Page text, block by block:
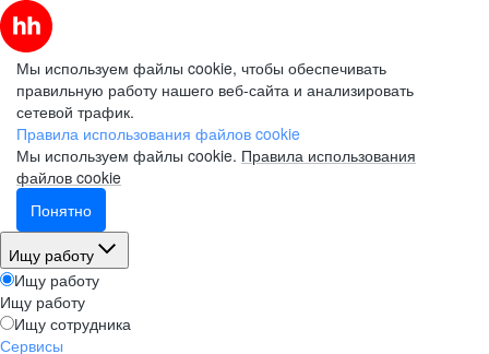
Мы используем файлы cookie, чтобы обеспечивать
правильную работу нашего веб-сайта и анализировать
сетевой трафик.
Правила использования файлов cookie
Мы используем файлы cookie. Правила использования
файлов cookie
Понятно
Ищу работу
Ищу работу
Ищу работу
Ищу сотрудника
Сервисы